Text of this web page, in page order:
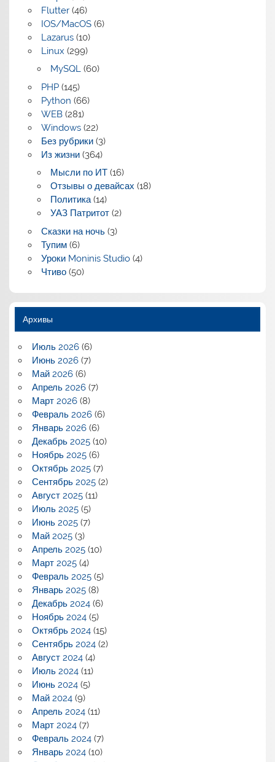
Flutter(46)
IOS/MacOS(6)
Lazarus(10)
Linux (299)
MySQL(60)
PHP(145)
Python (66)
WEB(281)
Windows(22)
Без рубрики(3)
Из жизни(364)
Мысли по ИТ(16)
Отзывы о девайсах (18)
Политика(14)
УАЗ Патритот(2)
Сказки на ночь(3)
Тупим(6)
Уроки Moninis Studio(4)
Чтиво(50)
Архивы
Июль 2026(6)
Июнь 2026(7)
Май 2026(6)
Апрель 2026(7)
Март 2026(8)
Февраль 2026(6)
Январь 2026(6)
Декабрь 2025(10)
Ноябрь 2025(6)
Октябрь 2025(7)
Сентябрь 2025(2)
Август 2025(11)
Июль 2025(5)
Июнь 2025(7)
Май 2025(3)
Апрель 2025(10)
Март 2025(4)
Февраль 2025(5)
Январь 2025(8)
Декабрь 2024(6)
Ноябрь 2024(5)
Октябрь 2024(15)
Сентябрь 2024(2)
Август 2024(4)
Июль 2024(11)
Июнь 2024(5)
Май 2024(9)
Апрель 2024(11)
Март 2024(7)
Февраль 2024(7)
Январь 2024(10)